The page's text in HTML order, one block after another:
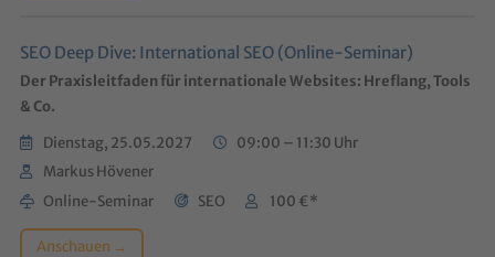
SEO Deep Dive: International SEO (Online-Seminar)
Der Praxisleitfaden für internationale Websites: Hreflang, Tools
& Co.
Dienstag, 25.05.2027
09:00 – 11:30 Uhr
Markus Hövener
Online-Seminar
SEO 100 €*
Anschauen →